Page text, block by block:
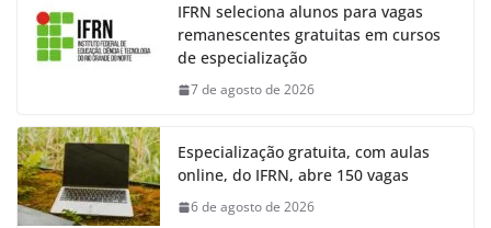
IFRN seleciona alunos para vagas
remanescentes gratuitas em cursos
de especialização
7 de agosto de 2026
Especialização gratuita, com aulas
online, do IFRN, abre 150 vagas
6 de agosto de 2026